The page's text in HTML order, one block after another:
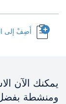
أَضِفْ إلى
يمكنك الآن